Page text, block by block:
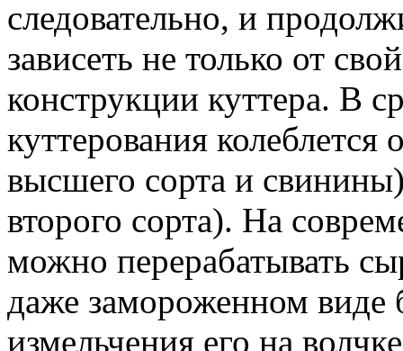
следовательно, и
зависеть не только от
конструкции куттера. В
куттерования
высшего сорта и
второго сорта). Нa
можно перерабатывать
даже замороженном виде
измельчения его на